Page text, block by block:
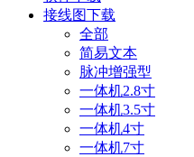
接线图下载
全部
简易文本
脉冲增强型
一体机2.8寸
一体机3.5寸
一体机4寸
一体机7寸